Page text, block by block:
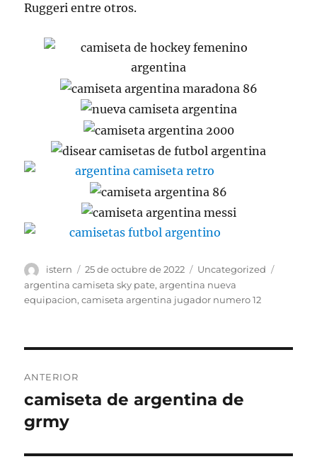
Ruggeri entre otros.
Autor
istern
Publicado
el
25 de octubre de 2022 Categorías
Uncategorized
argentina camiseta sky pate,argentina nueva
equipacion,camiseta argentina jugador numero 12
de
entradas
ANTERIOR
Entrada
anterior:
camiseta de argentina de
grmy